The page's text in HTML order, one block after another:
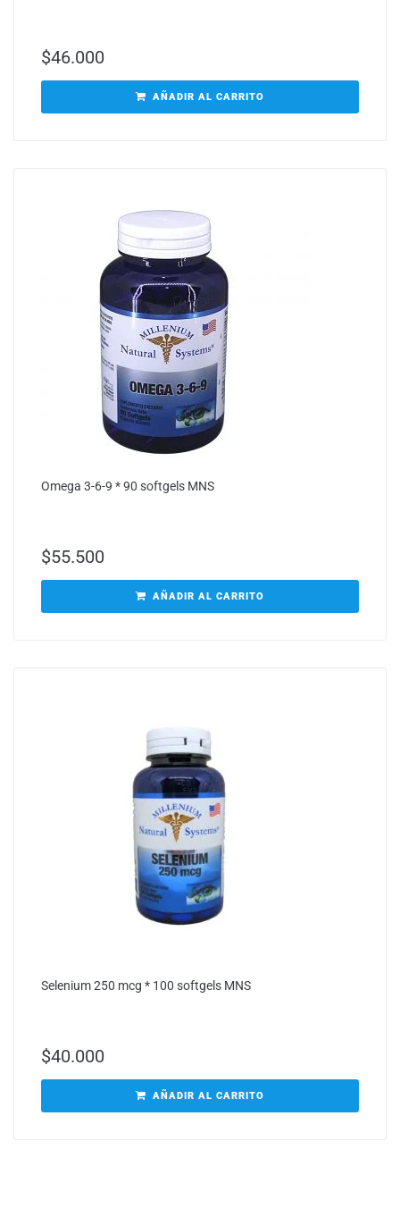
$46.000
AÑADIR AL CARRITO
Omega 3-6-9 * 90 softgels MNS
$55.500
AÑADIR AL CARRITO
Selenium 250 mcg * 100 softgels MNS
$40.000
AÑADIR AL CARRITO